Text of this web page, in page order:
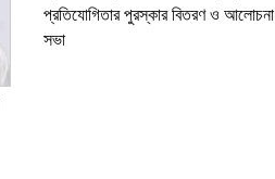
প্রতিযোগিতার পুরস্কার বিতরণ ও আলোচনা
সভা